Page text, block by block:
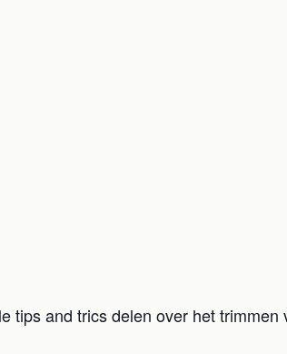
tips and trics delen over het trimmen